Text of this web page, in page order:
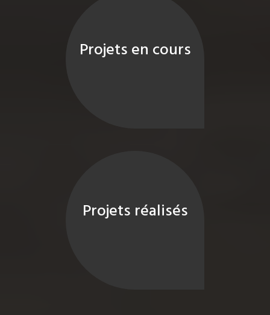
Projets en cours
Projets réalisés